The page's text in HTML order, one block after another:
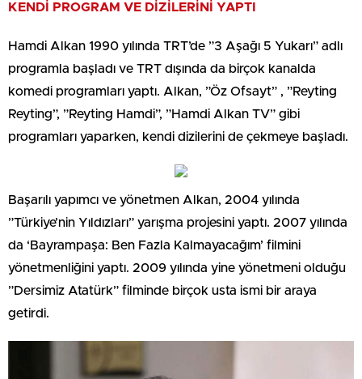
KENDİ PROGRAM VE DİZİLERİNİ YAPTI
Hamdi Alkan 1990 yılında TRT’de ”3 Aşağı 5 Yukarı” adlı
programla başladı ve TRT dışında da birçok kanalda
komedi programları yaptı. Alkan, ”Öz Ofsayt” , ”Reyting
Reyting”, ”Reyting Hamdi”, ”Hamdi Alkan TV” gibi
programları yaparken, kendi dizilerini de çekmeye başladı.
Başarılı yapımcı ve yönetmen Alkan, 2004 yılında
”Türkiye’nin Yıldızları” yarışma projesini yaptı. 2007 yılında
da ‘Bayrampaşa: Ben Fazla Kalmayacağım’ filmini
yönetmenliğini yaptı. 2009 yılında yine yönetmeni olduğu
”Dersimiz Atatürk” filminde birçok usta ismi bir araya
getirdi.